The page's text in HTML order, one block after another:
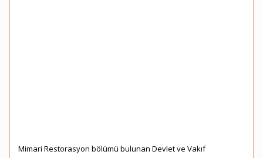
Mimari Restorasyon bölümü bulunan Devlet ve Vakıf